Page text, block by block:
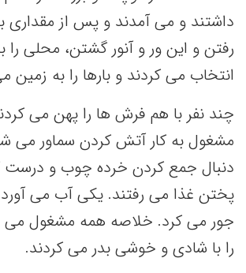
داشتند و می آمدند و پس از مقداری
رفتن و این ور و آنور گشتن، محلی
انتخاب می کردند و بارها را به زمین
چند نفر با هم فرش ها را پهن می
مشغول به کار آتش کردن سماور می
دنبال جمع کردن خرده چوب و
پختن غذا می رفتند. یکی آب می
جور می کرد. خلاصه همه مشغول می
را با شادی و خوشی بدر می کردند.